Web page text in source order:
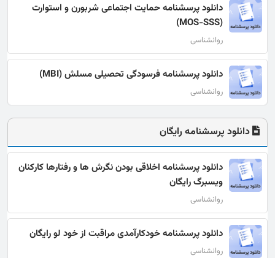
دانلود پرسشنامه حمایت اجتماعی شربورن و استوارت
(MOS-SSS)
روانشناسی
دانلود پرسشنامه فرسودگی تحصیلی مسلش (MBI)
روانشناسی
دانلود پرسشنامه رایگان
دانلود پرسشنامه اخلاقی بودن نگرش‌ ها و رفتارها کارکنان
ویسبرگ رایگان
روانشناسی
دانلود پرسشنامه خودکارآمدی مراقبت از خود لو رایگان
روانشناسی